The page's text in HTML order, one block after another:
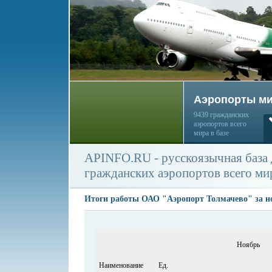
Аэропорты
9439 гражданских
аэропортов всего
мира в базе
APINFO.RU - русскоязычная
гражданских аэропортов всего
Итоги работы ОАО "Аэропорт Толмачево" за
Наименование
Ед.
Ноябрь